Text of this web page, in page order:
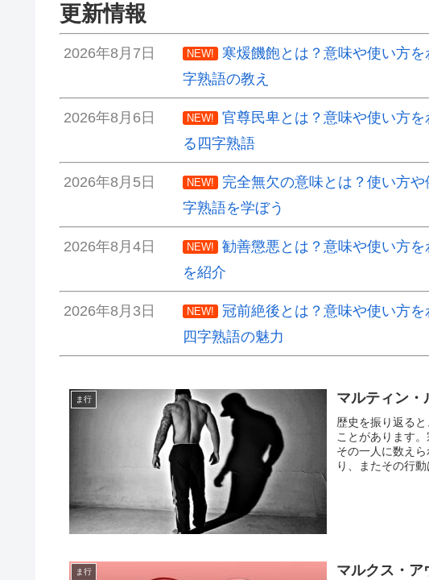
更新情報
2026年8月7日 NEW!
寒煖饑飽とは？意味や使い方
字熟語の教え
2026年8月6日 NEW!
官尊民卑とは？意味や使い方
る四字熟語
2026年8月5日 NEW!
完全無欠の意味とは？使い方
字熟語を学ぼう
2026年8月4日 NEW!
勧善懲悪とは？意味や使い方
を紹介
2026年8月3日 NEW!
冠前絶後とは？意味や使い方
四字熟語の魅力
ま行 マルティン・
歴史を振り返る
ことがあります
その一人に数え
り、またその行
ま行
マルクス・